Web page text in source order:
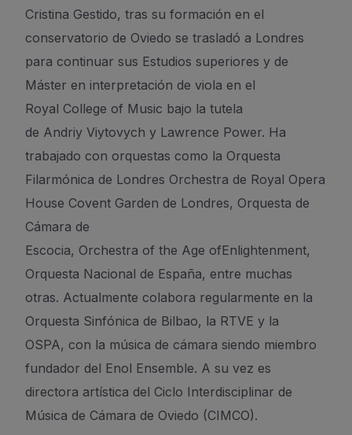
Cristina Gestido, tras su formación en el
conservatorio de Oviedo se trasladó a Londres
para continuar sus Estudios superiores y de
Máster en interpretación de viola en el
Royal College of Music bajo la tutela
de Andriy Viytovych y Lawrence Power. Ha
trabajado con orquestas como la Orquesta
Filarmónica de Londres Orchestra de Royal Opera
House Covent Garden de Londres, Orquesta de
Cámara de
Escocia, Orchestra of the Age ofEnlightenment,
Orquesta Nacional de España, entre muchas
otras. Actualmente colabora regularmente en la
Orquesta Sinfónica de Bilbao, la RTVE y la
OSPA, con la música de cámara siendo miembro
fundador del Enol Ensemble. A su vez es
directora artística del Ciclo Interdisciplinar de
Música de Cámara de Oviedo (CIMCO).